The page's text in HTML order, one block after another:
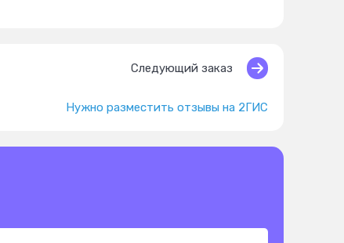
Следующий заказ
Нужно разместить отзывы на 2ГИС